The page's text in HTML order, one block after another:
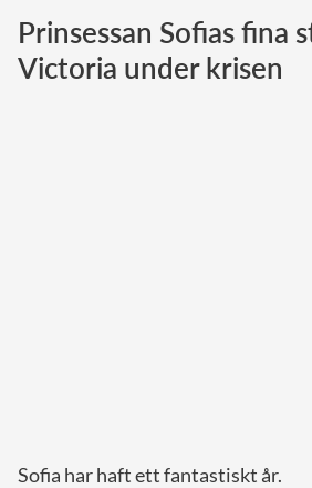
Norska kungahuset
Danska kungahuset
Prinsessan Sofias fina
Victoria under krisen
Sofia har haft ett fantastiskt år.